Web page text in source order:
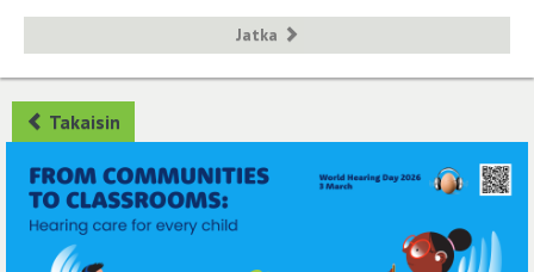
Jatka
Takaisin